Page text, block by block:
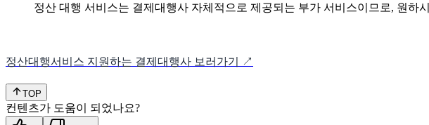
정산 대행 서비스는 결제대행사 자체적으로 제공되는 부가 서비스이므로, 원
정산대행서비스 지원하는 결제대행사 보러가기 ↗
TOP
컨텐츠가 도움이 되었나요?